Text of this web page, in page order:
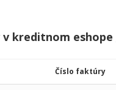
kreditnom eshope
Číslo faktúry